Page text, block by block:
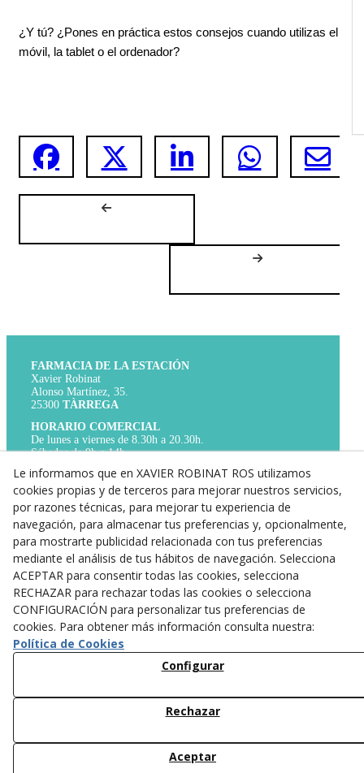
¿Y tú? ¿Pones en práctica estos consejos cuando utilizas el
móvil, la tablet o el ordenador?
FARMACIA DE LA ESTACIÓN
Xavier Robinat
Alonso Martínez, 35.
25300 TÀRREGA
HORARIO COMERCIAL
De lunes a viernes de 8.30h a 20.30h.
Sábados de 9h a 14h.
Para cualquier cosa que necesites,
llamanos al 973 31 01 17.
WHATS APP
Si no es urgente, puedes contactar con nosotros
a través de nuestro WhatsApp 673 843 607
Aviso Legal
Política de Privacidad
Política de Cookies
© 08/2026 ROROFARM, S.L. - Todos los derechos reservados.
Le informamos que en XAVIER ROBINAT ROS utilizamos
cookies propias y de terceros para mejorar nuestros servicios,
por razones técnicas, para mejorar tu experiencia de
navegación, para almacenar tus preferencias y, opcionalmente,
para mostrarte publicidad relacionada con tus preferencias
mediante el análisis de tus hábitos de navegación. Selecciona
ACEPTAR para consentir todas las cookies, selecciona
RECHAZAR para rechazar todas las cookies o selecciona
CONFIGURACIÓN para personalizar tus preferencias de
cookies. Para obtener más información consulta nuestra:
Política de Cookies
Configurar
Rechazar
Aceptar